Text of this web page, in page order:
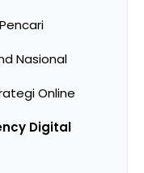
Nasional
Online
Digital